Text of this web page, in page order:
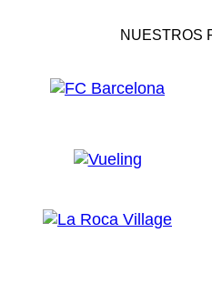
NUESTROS